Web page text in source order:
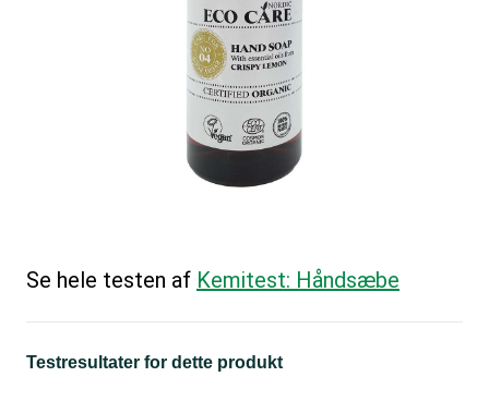
Se hele testen af Kemitest: Håndsæbe
Testresultater for dette produkt